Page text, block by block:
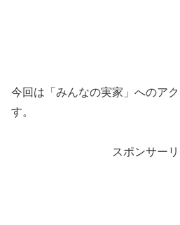
今回は「みんなの実家」へのア
す。
スポンサー